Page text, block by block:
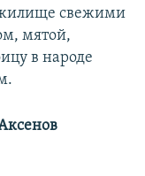
свежими
мятой,
в народе